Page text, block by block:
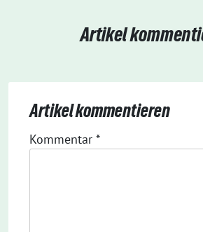
Artikel
Artikel kommentieren
Kommentar *